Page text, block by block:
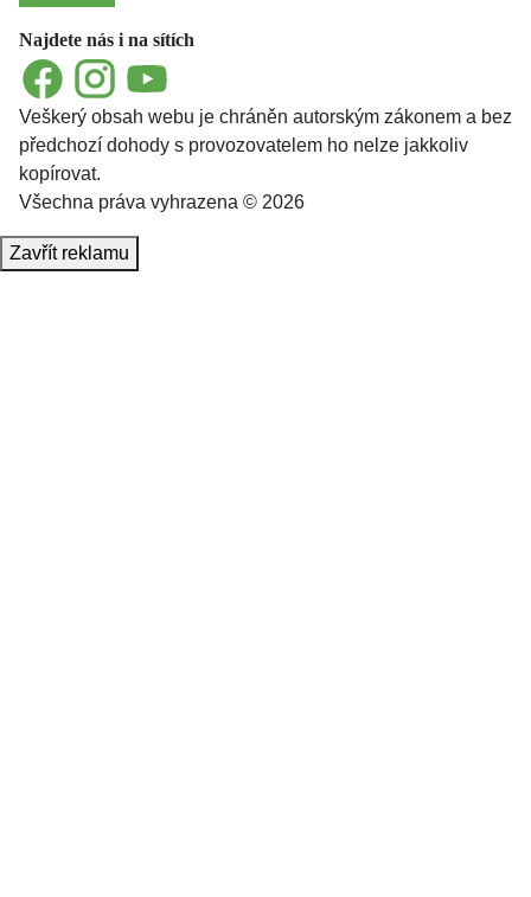
Najdete nás i na sítích
FacebookInstagramYouTube
Veškerý obsah webu je chráněn autorským zákonem a bez
předchozí dohody s provozovatelem ho nelze jakkoliv
kopírovat.
Všechna práva vyhrazena © 2026
Zavřít reklamu